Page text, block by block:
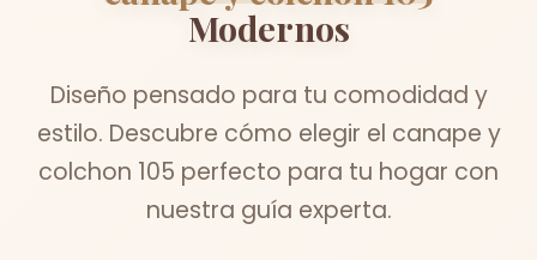
Modernos
Diseño pensado para tu comodidad y
estilo. Descubre cómo elegir el canape y
colchon 105 perfecto para tu hogar con
nuestra guía experta.